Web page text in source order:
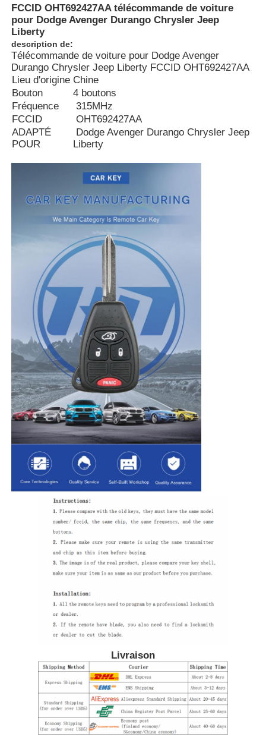
Aperçu
Produits
Vidéos
A propos de nous
Visite d'usine
Contact
Tous les cas
Clés automatiques
FCCID OHT692427AA télécommande de voiture
pour Dodge Avenger Durango Chrysler Jeep
Liberty
description de:
Télécommande de voiture pour Dodge Avenger
Durango Chrysler Jeep Liberty FCCID OHT692427AA
Lieu d'origine Chine
Bouton
4 boutons
Fréquence
315MHz
FCCID
OHT692427AA
ADAPTÉ
POUR
Dodge Avenger Durango Chrysler Jeep
Liberty
Livraison